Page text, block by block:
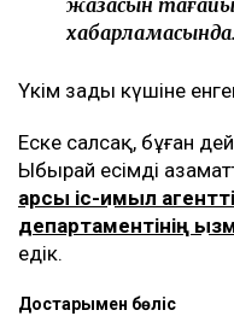
хабарламасында.
Үкім заңды күшіне
Еске салсақ, бұған
Ыбырай есімді
қарсы іс-қимыл
департаментінің
едік.
Достарыңмен бөліс